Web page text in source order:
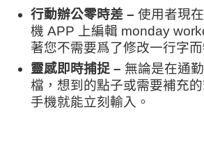
行動辦公零時差 –使用者現
機 APP 上編輯 monday
著您不需要爲了修改一行字
靈感即時捕捉 – 無論是在通
檔，想到的點子或需要補充
手機就能立刻輸入。